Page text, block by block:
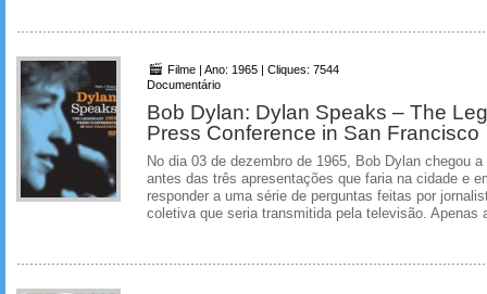
Filme | Ano: 1965 | Cliques: 7544
Documentário
Bob Dylan: Dylan Speaks – The
Press Conference in San Francisco
No dia 03 de dezembro de 1965, Bob Dylan chegou
antes das três apresentações que faria na cidade e
responder a uma série de perguntas feitas por
coletiva que seria transmitida pela televisão. Apenas